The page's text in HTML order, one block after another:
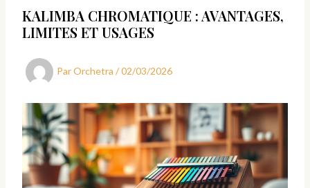
KALIMBA CHROMATIQUE : AVANTAGES,
LIMITES ET USAGES
ParOrchetra /02/03/2026